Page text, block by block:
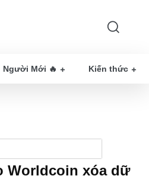
Người Mới 🔥 Kiến thức
Worldcoin xóa dữ